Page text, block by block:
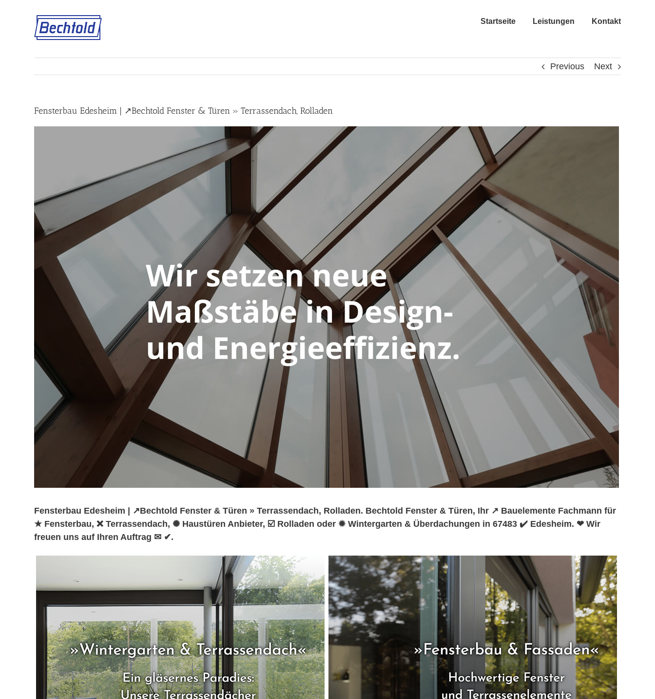
Startseite Leistungen Kontakt
Previous Next
Fensterbau Edesheim | ↗️Bechtold Fenster & Türen » Terrassendach, Rolladen
Fensterbau Edesheim | ↗️Bechtold Fenster & Türen » Terrassendach, Rolladen. Bechtold Fenster & Türen, Ihr ↗️ Bauelemente Fachmann für
★ Fensterbau, ❌ Terrassendach, ✺ Haustüren Anbieter, ☑️ Rolladen oder ✹ Wintergarten & Überdachungen in 67483 ✔️ Edesheim. ❤ Wir
freuen uns auf Ihren Auftrag ✉ ✔.